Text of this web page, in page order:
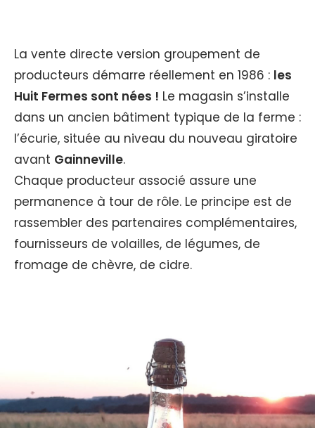
La vente directe version groupement de
producteurs démarre réellement en 1986 : les
Huit Fermes sont nées ! Le magasin s’installe
dans un ancien bâtiment typique de la ferme :
l’écurie, située au niveau du nouveau giratoire
avant Gainneville.
Chaque producteur associé assure une
permanence à tour de rôle. Le principe est de
rassembler des partenaires complémentaires,
fournisseurs de volailles, de légumes, de
fromage de chèvre, de cidre.